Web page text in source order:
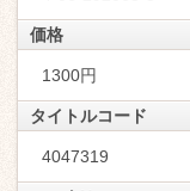
価格
1300円
タイトルコード
4047319